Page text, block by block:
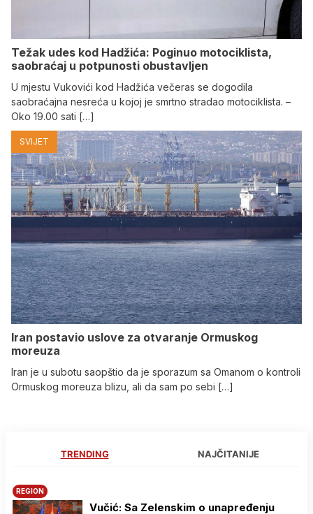
Težak udes kod Hadžića: Poginuo motociklista,
saobraćaj u potpunosti obustavljen
U mjestu Vukovići kod Hadžića večeras se dogodila
saobraćajna nesreća u kojoj je smrtno stradao motociklista. –
Oko 19.00 sati […]
SVIJET
Iran postavio uslove za otvaranje Ormuskog
moreuza
Iran je u subotu saopštio da je sporazum sa Omanom o kontroli
Ormuskog moreuza blizu, ali da sam po sebi […]
TRENDING NAJČITANIJE
REGION
Vučić: Sa Zelenskim o unapređenju